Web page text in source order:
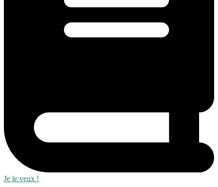
Je le veux !